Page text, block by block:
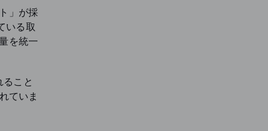
」が採
いる取
を統一
こと
ていま